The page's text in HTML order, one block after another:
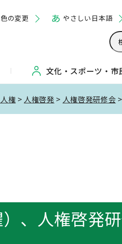
の変更 やさしい日本語
文化・ スポーツ・ 市
権 > 人権啓発 > 人権啓発研修会
、人権啓発